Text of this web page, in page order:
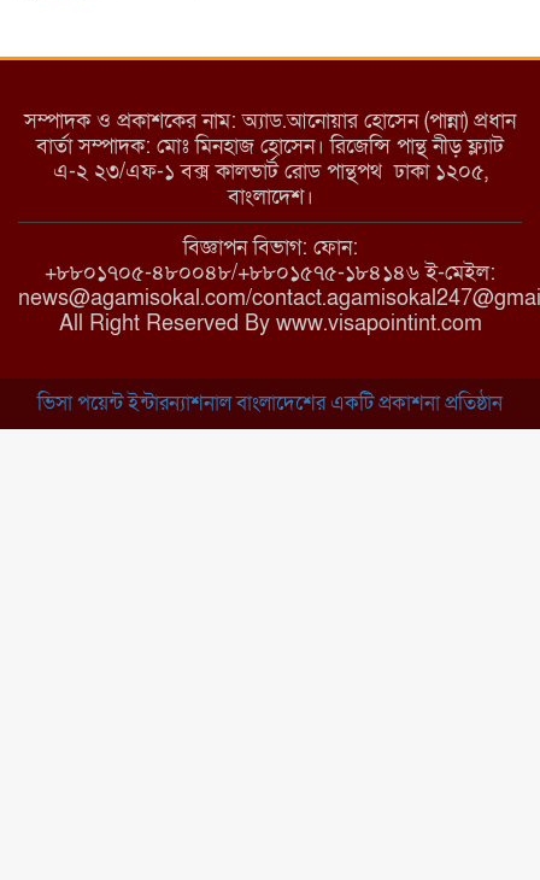
মরণ নেশা
মাধবপুরে কমিউনিটি ক্লিনিকে
অনিয়মের অভিযোগ
রাজবাড়ী: বালিয়াকান্দিতে কিশোরীর
ঝুলন্ত মরদেহ উদ্ধার
সম্পাদক ও প্রকাশকের নাম: অ্যাড.আনোয়ার হোসেন (পান্না) প্রধান
বার্তা সম্পাদক: মোঃ মিনহাজ হোসেন। রিজেন্সি পান্থ নীড় ফ্ল্যাট
এ-২ ২৩/এফ-১ বক্স কালভার্ট রোড পান্থপথ ঢাকা ১২০৫,
বাংলাদেশ।
বিজ্ঞাপন বিভাগ: ফোন:
+৮৮০১৭০৫-৪৮০০৪৮/+৮৮০১৫৭৫-১৮৪১৪৬ ই-মেইল:
news@agamisokal.com/
All Right Reserved By www.visapointint.com
ভিসা পয়েন্ট ইন্টারন্যাশনাল বাংলাদেশের একটি প্রকাশনা প্রতিষ্ঠান